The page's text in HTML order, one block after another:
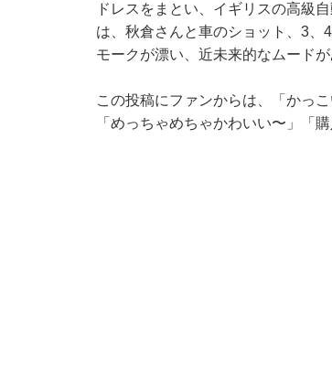
ドレスをまとい、イギリスの高級
は、秋倉さんと車のショット、3、
モークが漂い、近未来的なムードが
この投稿にファンからは、「かっ
「めっちゃめちゃかわいい〜」「